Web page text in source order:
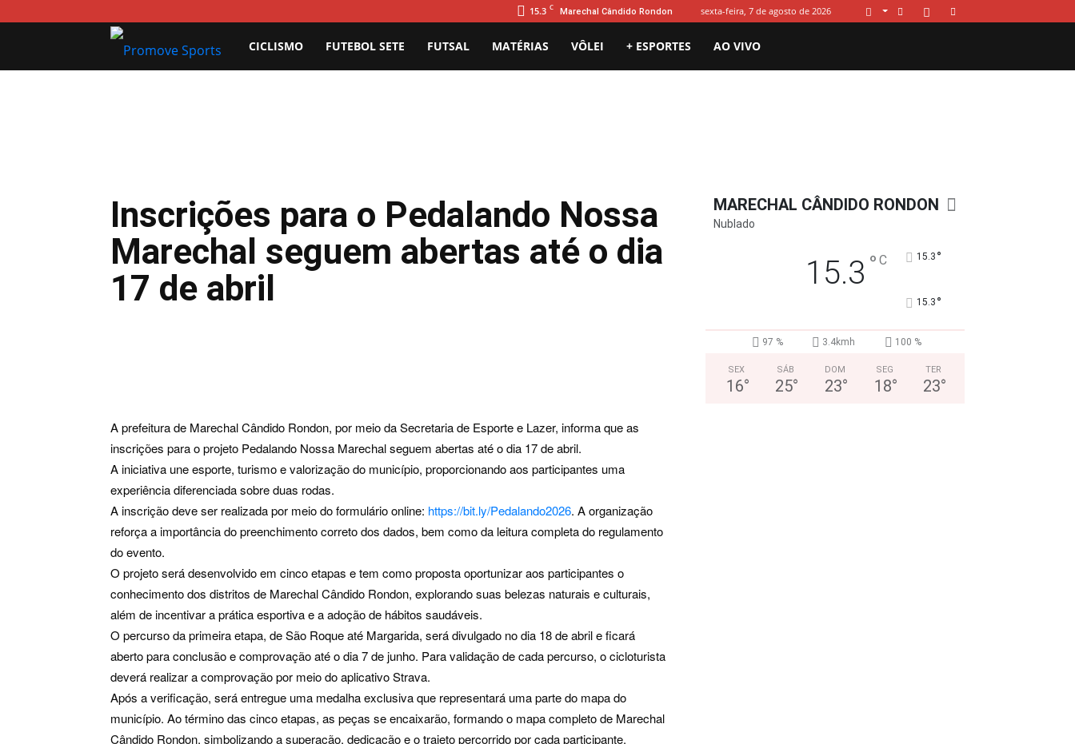
15.3 C Marechal Cândido Rondon sexta-feira, 7 de agosto de 2026
Promove
CICLISMO FUTEBOL SETE FUTSAL MATÉRIAS VÔLEI + ESPORTES AO VIVO
Inscrições para o Pedalando Nossa
Marechal seguem abertas até o dia
17 de abril
A prefeitura de Marechal Cândido Rondon, por meio da Secretaria de Esporte e Lazer, informa que as
inscrições para o projeto Pedalando Nossa Marechal seguem abertas até o dia 17 de abril.
A iniciativa une esporte, turismo e valorização do município, proporcionando aos participantes uma
experiência diferenciada sobre duas rodas.
A inscrição deve ser realizada por meio do formulário online: https://bit.ly/Pedalando2026. A organização
reforça a importância do preenchimento correto dos dados, bem como da leitura completa do regulamento
do evento.
O projeto será desenvolvido em cinco etapas e tem como proposta oportunizar aos participantes o
conhecimento dos distritos de Marechal Cândido Rondon, explorando suas belezas naturais e culturais,
além de incentivar a prática esportiva e a adoção de hábitos saudáveis.
O percurso da primeira etapa, de São Roque até Margarida, será divulgado no dia 18 de abril e ficará
aberto para conclusão e comprovação até o dia 7 de junho. Para validação de cada percurso, o cicloturista
deverá realizar a comprovação por meio do aplicativo Strava.
Após a verificação, será entregue uma medalha exclusiva que representará uma parte do mapa do
município. Ao término das cinco etapas, as peças se encaixarão, formando o mapa completo de Marechal
Cândido Rondon, simbolizando a superação, dedicação e o trajeto percorrido por cada participante.
MARECHAL CÂNDIDO RONDON
Nublado
15.3 ° C 15.3 °
15.3 °
97 % 3.4kmh 100 %
SEX
16°
SÁB
25°
DOM
23°
SEG
18°
TER
23°